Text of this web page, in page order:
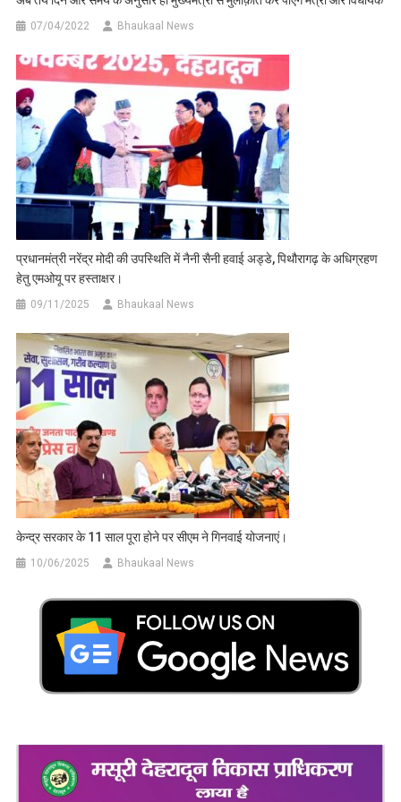
07/04/2022 Bhaukaal News
प्रधानमंत्री नरेंद्र मोदी की उपस्थिति में नैनी सैनी हवाई अड्डे, पिथौरागढ़ के अधिग्रहण
हेतु एमओयू पर हस्ताक्षर।
09/11/2025 Bhaukaal News
केन्द्र सरकार के 11 साल पूरा होने पर सीएम ने गिनवाई योजनाएं।
10/06/2025 Bhaukaal News